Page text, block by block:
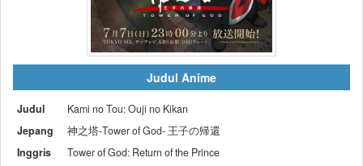
Judul Anime
Judul
Kami no Tou: Ouji no Kikan
Jepang
神之塔-Tower of God- 王子の帰還
Inggris
Tower of God: Return of the Prince